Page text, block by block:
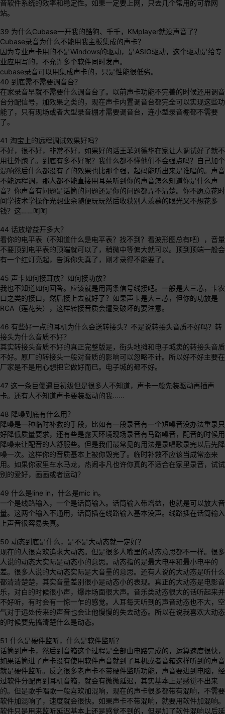
音软件系统的效率和稳定性。如果一定要上网，只去几个常用的可靠网
站。
39 为什么Cubase一开我的酷狗、千千，KMplayer就没声音了？
Cubase录音为什么不能用我主板集成的声卡？
因为专业声卡用的不是Windows的驱动，是ASIO驱动，这个驱动是给专
业应用写的，不允许多个软件同时发声。
cubase录音可以用集成声卡的，只是性能很低劣。
40 到底需不需要调音台？
在家录音早就不需要什么调音台了。以前声卡功能不完善的时候还用调音
台分配信号，加效果之类的，现在声卡内置调音台都完全可以实现这些功
能了，只有现场或者大型录音棚才需要调音台，连小型录音棚都不需要
了。
41 淘宝上的远程调试效果好吗？
不好，很不好，非常不好，如果好的话王菲刘德华在家让人调试好了就不
用往外跑了。到底有多不好呢？我什么都不懂他们不会强点吗？自己加个
混响然后什么都没有了的效果也比那个强，起码能听出来是谁唱的。声音
不能远程调，那人都不能直接用耳朵听到你的声音怎么知道你是什么声
音？你声音有问题是话筒的问题还是你的问题都弄不清楚。你不愿意花时
间学技术学操作光想业余随便玩玩然后收获别人羡慕的眼光又不想花多
钱？这……呵呵
44 话放增益开多大？
看你的电平表（不知道什么是电平表？找不到？看波形图总有吧），音量
不要顶到电平表的顶端就可以了，稍微中等偏大就可以。顶到顶端一般会
有一个红灯亮起，告诉你失真了，刚才录得不能要了。
45 声卡如何接耳放？如何接功放？
我也不知道如何回答。应该就是用两条信号线接吧。一般是大三芯，卡农
口之类的接口，然后接上去就好了？如果声卡是大三芯，但你的功放是
RCA（莲花头），这样转接音质会遭受破坏的要注意。
46 有些好一点的耳机为什么会送转接头？不是说转接头音质不好吗？转
接头为什么音质不好？
其实转接头音质不好的真正完整版是，街头地摊和电子城卖的转接头音质
不好。原厂的转接头一般对音质的影响可以忽略不计。所以好不好主要在
厂家是不是用心想把它做好而已。电子城的都不好。
47 这一条巨傻逼巨初级但是很多人不知道，声卡一般先装驱动再插声
卡。还有人不知道声卡要装驱动的我……
48 降噪到底有什么用？
降噪是一种临时补救的手段，比如有一段录音有一个短噪音没办法重录只
好降低质量要求，还有些是露天环境现场录音有马路噪音，配音的时候用
降噪来让配音的人舒服些。但是我们最常见的用法是录唱歌录完以后先降
噪一次。这样你的音质基本上被你毁完了。临时补救不应该当成常态来
用。如果你家里车水马龙，热闹非凡也许你真的不适合在家里录音，试试
别的爱好，画画或者运动？
49 什么是line in，什么是mic in。
一个是线路输入，一个是话筒输入。话筒输入带增益，也就是可以放大音
量。这两个输入不通用，话筒插在线路输入基本没声。线路插在话筒输入
上声音很容易失真。
50 动态到底是什么，是不是大动态就一定好？
现在的人很喜欢追求大动态。但是很多人嘴里的动态意思都不一样。很多
人说的动态大实际是动态小的意思。动态指的是最大电平和最小电平的
差。很多人说的大动态实际是大音量的意思。还有人说的大动态是听什么
都清清楚楚，其实音量差别很小是动态小的表现。真正的大动态是电影音
乐，对白的时候很小声，爆炸场面很大声。音乐类动态很大的话听起来并
不好听，有时会有一惊一乍的感觉。人耳每天听到的声音动态也不大，空
气对于远处传来的声音也会让他慢慢的失去动态。所以在说我喜欢大动态
的时候要先搞清楚什么是动态。
51 什么是硬件监听，什么是软件监听？
话筒到声卡，然后到音箱这个过程是全部由电路完成的，运算速度很快，
如果话筒进了声卡没有使用软件声音就到了耳机或者音箱这样听到的声音
就是硬件监听。反之很多老声卡不带硬件监听功能，声音要进到电脑，经
过软件分配再到耳机音箱，就会有微微延迟，其实基本上是感觉不出来
的。但是歌手唱歌一般喜欢加混响，现在的声卡很多都带有混响，不需要
软件加混响了，速度就会很快。如果声卡不带混响，就要用软件加混响。
软件只是用来监听延迟基本上还是感觉不到的，但是加了软件混响以后延